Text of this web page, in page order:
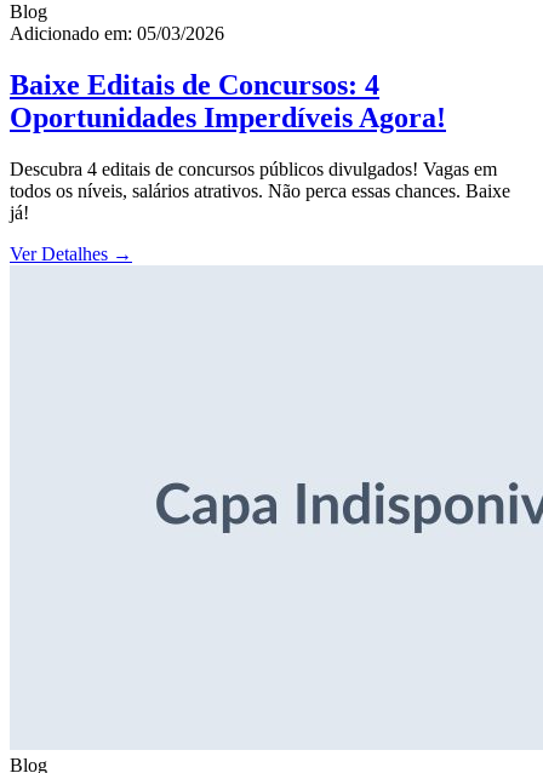
Blog
Adicionado em: 05/03/2026
Baixe Editais de Concursos: 4
Oportunidades Imperdíveis Agora!
Descubra 4 editais de concursos públicos divulgados! Vagas em
todos os níveis, salários atrativos. Não perca essas chances. Baixe
já!
Ver Detalhes →
Blog